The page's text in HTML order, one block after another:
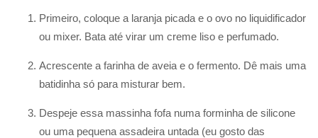
Primeiro, coloque a laranja picada e o ovo no liquidificador
ou mixer. Bata até virar um creme liso e perfumado.
Acrescente a farinha de aveia e o fermento. Dê mais uma
batidinha só para misturar bem.
Despeje essa massinha fofa numa forminha de silicone
ou uma pequena assadeira untada (eu gosto das